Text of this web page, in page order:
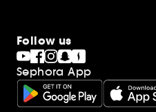
Follow us
Sephora App